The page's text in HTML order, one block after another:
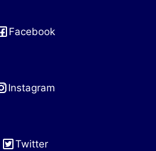
Facebook
Instagram
Twitter